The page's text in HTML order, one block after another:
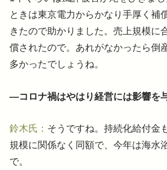
ときは東京電力からかなり手厚く補
きたので助かりました。売上規模に
償されたので。あれがなかったら倒
多かったでしょうね。
―コロナ禍はやはり経営には影響を
鈴木氏： そうですね。持続化給付金
規模に関係なく同額で、今年は海水
で。